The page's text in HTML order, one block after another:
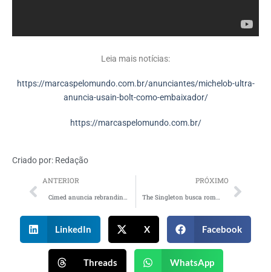
Leia mais notícias:
https://marcaspelomundo.com.br/anunciantes/michelob-ultra-
anuncia-usain-bolt-como-embaixador/
https://marcaspelomundo.com.br/
Criado por: Redação
ANTERIOR PRÓXIMO
LinkedIn X Facebook
Threads WhatsApp